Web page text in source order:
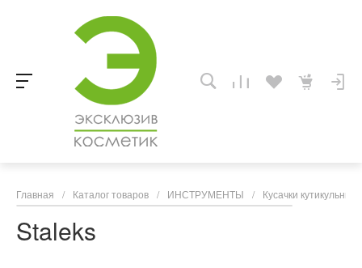
Главная / Каталог товаров / ИНСТРУМЕНТЫ / Кусачки кутикульные
Staleks